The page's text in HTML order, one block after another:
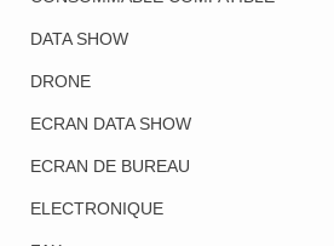
DATA SHOW
DRONE
ECRAN DATA SHOW
ECRAN DE BUREAU
ELECTRONIQUE